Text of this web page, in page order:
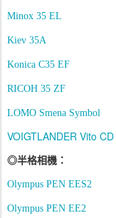
Minox 35 EL
Kiev 35A
Konica C35 EF
RICOH 35 ZF
LOMO Smena Symbol
VOIGTLANDER Vito CD
◎半格相機 ：
Olympus PEN EES2
Olympus PEN EE2